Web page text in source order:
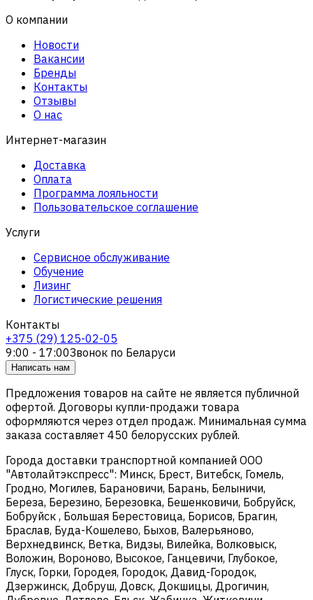
О компании
Новости
Вакансии
Бренды
Контакты
Отзывы
О нас
Интернет-магазин
Доставка
Оплата
Программа лояльности
Пользовательское соглашение
Услуги
Сервисное обслуживание
Обучение
Лизинг
Логистические решения
Контакты
+375 (29) 125-02-05
9:00 - 17:00Звонок по Беларуси
Написать нам
Предложения товаров на сайте не является публичной
офертой. Договоры купли-продажи товара
оформляются через отдел продаж. Минимальная сумма
заказа составляет 450 белорусских рублей.
Города доставки транспортной компанией ООО
"Автолайтэкспресс": Минск, Брест, Витебск, Гомель,
Гродно, Могилев, Барановичи, Барань, Белыничи,
Береза, Березино, Березовка, Бешенковичи, Бобруйск,
Бобруйск , Большая Берестовица, Борисов, Брагин,
Браслав, Буда-Кошелево, Быхов, Валерьяново,
Верхнедвинск, Ветка, Видзы, Вилейка, Волковыск,
Воложин, Вороново, Высокое, Ганцевичи, Глубокое,
Глуск, Горки, Городея, Городок, Давид-Городок,
Дзержинск, Добруш, Довск, Докшицы, Дрогичин,